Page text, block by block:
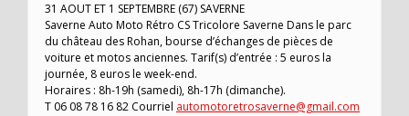
31 AOUT ET 1 SEPTEMBRE (67) SAVERNE
Saverne Auto Moto Rétro CS Tricolore Saverne Dans le parc
du château des Rohan, bourse d’échanges de pièces de
voiture et motos anciennes. Tarif(s) d’entrée : 5 euros la
journée, 8 euros le week-end.
Horaires : 8h-19h (samedi), 8h-17h (dimanche).
T 06 08 78 16 82 Courriel automotoretrosaverne@gmail.com